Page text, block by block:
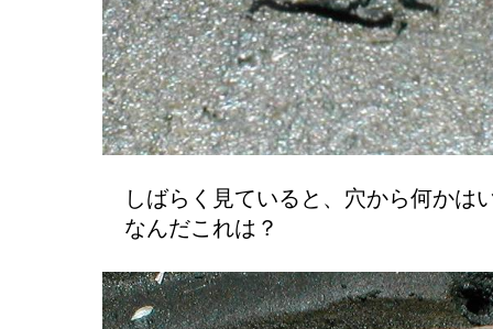
しばらく見ていると、穴から何かは
なんだこれは？